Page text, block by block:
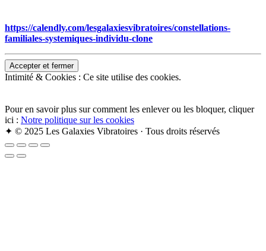
https://calendly.com/lesgalaxiesvibratoires/constellations-
familiales-systemiques-individu-clone
Intimité & Cookies : Ce site utilise des cookies.
Pour en savoir plus sur comment les enlever ou les bloquer, cliquer
ici : Notre politique sur les cookies
✦ © 2025 Les Galaxies Vibratoires · Tous droits réservés